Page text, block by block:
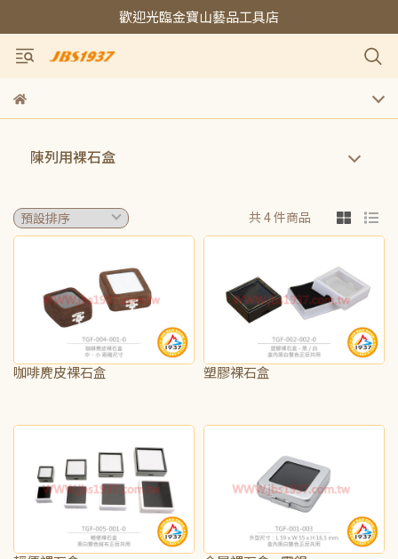
歡迎光臨金寶山藝品工具店
陳列用裸石盒
共 4 件商品
咖啡麂皮裸石盒
塑膠裸石盒